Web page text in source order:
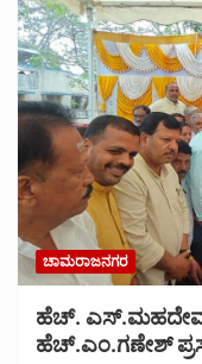
ಚಾಮರಾಜನಗರ
ಹೆಚ್.
ಹೆಚ್.ಎಂ.ಗಣೇಶ್